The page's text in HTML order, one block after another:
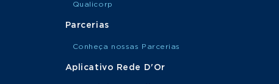
Qualicorp
Parcerias
Conheça nossas Parcerias
Aplicativo Rede D'Or